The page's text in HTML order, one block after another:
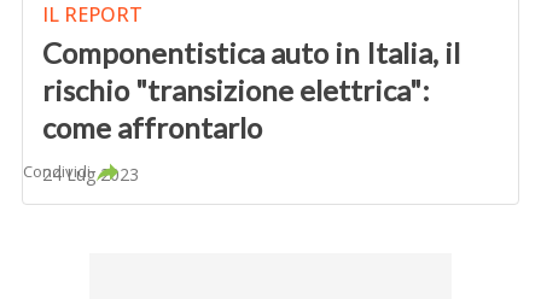
IL REPORT
Componentistica auto in Italia, il
rischio "transizione elettrica":
come affrontarlo
24 Lug 2023
Condividi